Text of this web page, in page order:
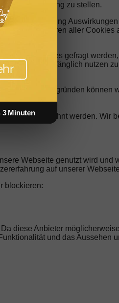
zur Verfügung zu stellen.
die Ablehnung
das Blockieren aller Cookies
nach Cookies gefragt
vollumfänglich nutzen
Sicherheitsgründen können
wurde, abgelehnt werden. Wir
Webseite genutzt wird und
auf unserer
blockieren:
diese Anbieter
und das Aussehen
3 Minuten